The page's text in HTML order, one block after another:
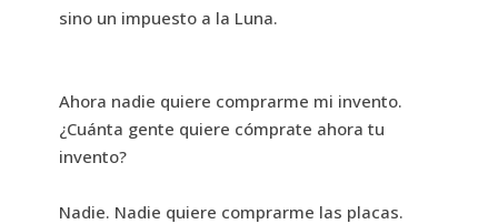
sino un impuesto a la Luna.
Ahora nadie quiere comprarme mi invento.
¿Cuánta gente quiere cómprate ahora tu
invento?
Nadie. Nadie quiere comprarme las placas.